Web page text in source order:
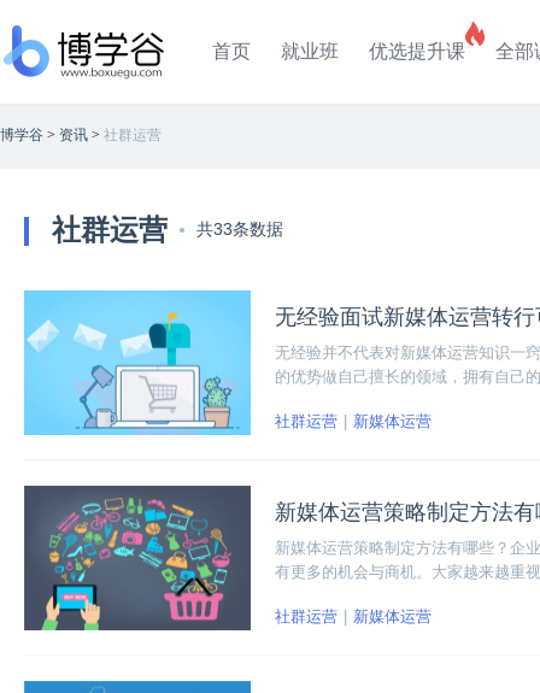
首页 就业班 优选提升课 全部
博学谷 > 资讯 > 社群运营
社群运营 共33条数据
无经验面试新媒体运营转
无经验并不代表对新媒体运营知识一
的优势做自己擅长的领域，拥有自己
社群运营 新媒体运营
新媒体运营策略制定方法
新媒体运营策略制定方法有哪些？企
有更多的机会与商机。大家越来越重
社群运营 新媒体运营